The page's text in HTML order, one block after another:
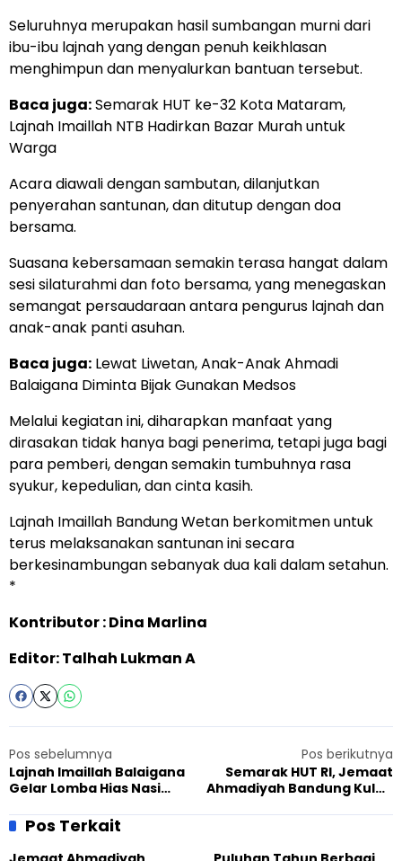
Seluruhnya merupakan hasil sumbangan murni dari
ibu-ibu lajnah yang dengan penuh keikhlasan
menghimpun dan menyalurkan bantuan tersebut.
Baca juga:Semarak HUT ke-32 Kota Mataram,
Lajnah Imaillah NTB Hadirkan Bazar Murah untuk
Warga
Acara diawali dengan sambutan, dilanjutkan
penyerahan santunan, dan ditutup dengan doa
bersama.
Suasana kebersamaan semakin terasa hangat dalam
sesi silaturahmi dan foto bersama, yang menegaskan
semangat persaudaraan antara pengurus lajnah dan
anak-anak panti asuhan.
Baca juga: Lewat Liwetan, Anak-Anak Ahmadi
Balaigana Diminta Bijak Gunakan Medsos
Melalui kegiatan ini, diharapkan manfaat yang
dirasakan tidak hanya bagi penerima, tetapi juga bagi
para pemberi, dengan semakin tumbuhnya rasa
syukur, kepedulian, dan cinta kasih.
Lajnah Imaillah Bandung Wetan berkomitmen untuk
terus melaksanakan santunan ini secara
berkesinambungan sebanyak dua kali dalam setahun.
*
Kontributor : Dina Marlina
Editor: Talhah Lukman A
Pos sebelumnya
Lajnah Imaillah Balaigana
Gelar Lomba Hias Nasi
Kreativitas Dinilai
Pos berikutnya
Semarak HUT RI, Jemaat
Ahmadiyah Bandung Kulon
Kesehatan Gratis untuk
Pos Terkait